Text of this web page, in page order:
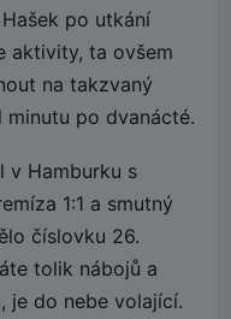
po utkání
aktivity, ta ovšem
na takzvaný
po dvanácté.
v Hamburku s
1:1 a smutný
číslovku 26.
tolik nábojů a
je do nebe volající.